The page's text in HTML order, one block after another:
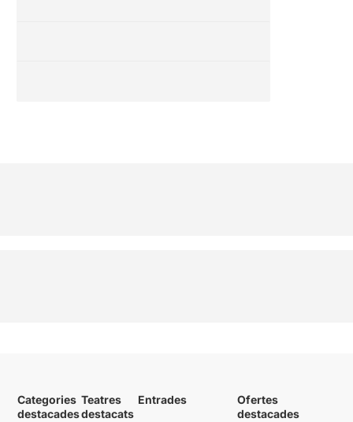
Categories
destacades
Teatres
destacats
Entrades
Ofertes
destacades